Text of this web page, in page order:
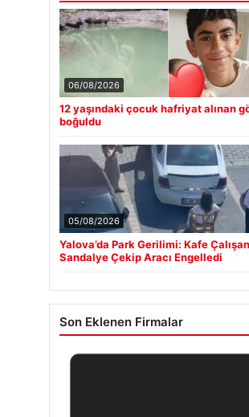
06/08/2026
12 yaşındaki çocuk hafriyat alınan
boğuldu
05/08/2026
Yalova’da Park Gerilimi: Kafe
Sandalye Çekip Aracı Engelledi
Son Eklenen Firmalar